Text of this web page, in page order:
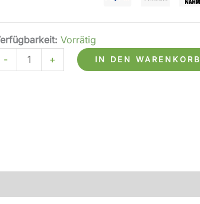
Vorrätig
-
+ IN DEN WARENKORB